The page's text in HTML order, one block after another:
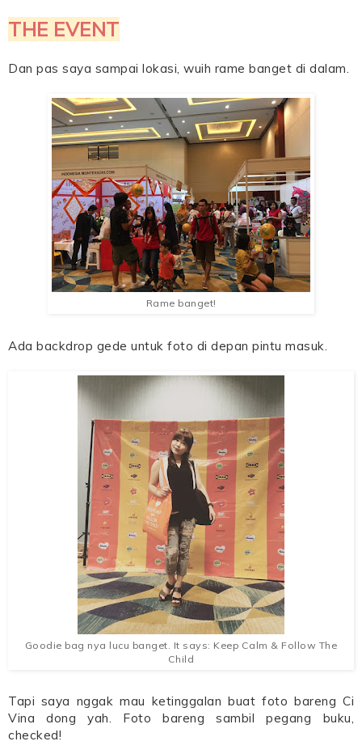
THE EVENT
Dan pas saya sampai lokasi, wuih rame banget di dalam.
Rame banget!
Ada backdrop gede untuk foto di depan pintu masuk.
Goodie bag nya lucu banget. It says: Keep Calm & Follow The
Child
Tapi saya nggak mau ketinggalan buat foto bareng Ci
Vina dong yah. Foto bareng sambil pegang buku,
checked!